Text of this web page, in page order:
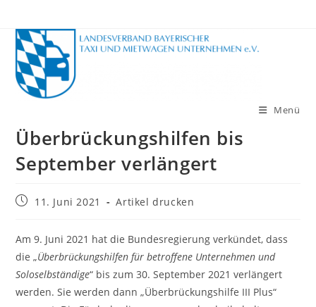
Inhalt
springen
Menü
Überbrückungshilfen bis
September verlängert
Beitrag11. Juni 2021 Artikel drucken
Am 9. Juni 2021 hat die Bundesregierung verkündet, dass
die „Überbrückungshilfen für betroffene Unternehmen und
Soloselbständige“ bis zum 30. September 2021 verlängert
werden. Sie werden dann „Überbrückungshilfe III Plus“